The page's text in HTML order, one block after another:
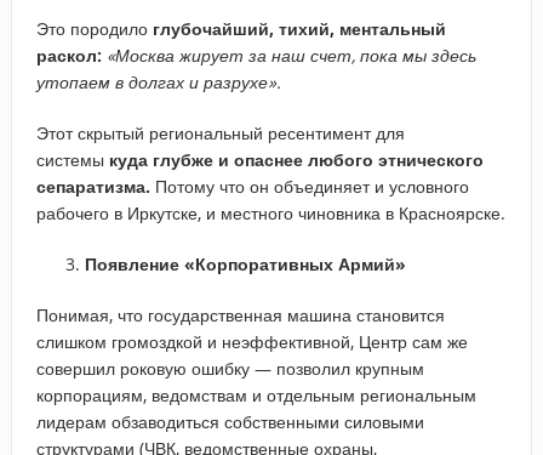
Это породилоглубочайший, тихий, ментальный
раскол: «Москва жирует за наш счет, пока мы здесь
утопаем в долгах и разрухе».
Этот скрытый региональный ресентимент для
системы куда глубже и опаснее любого этнического
сепаратизма. Потому что он объединяет и условного
рабочего в Иркутске, и местного чиновника в Красноярске.
Появление «Корпоративных Армий»
Понимая, что государственная машина становится
слишком громоздкой и неэффективной, Центр сам же
совершил роковую ошибку — позволил крупным
корпорациям, ведомствам и отдельным региональным
лидерам обзаводиться собственными силовыми
структурами (ЧВК, ведомственные охраны,